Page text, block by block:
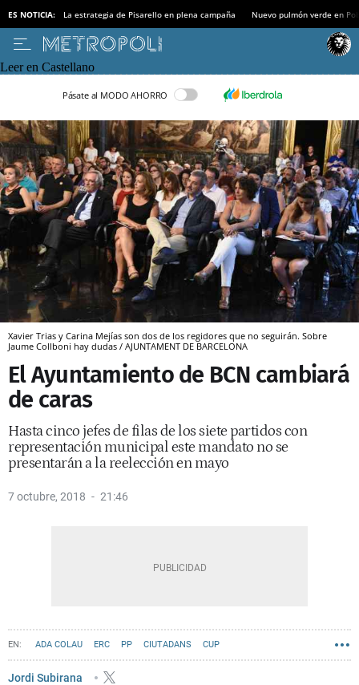
ES NOTICIA: La estrategia de Pisarello en plena campaña Nuevo pulmón verde en
Leer en Castellano
Pásate al MODO AHORRO
Xavier Trias y Carina Mejías son dos de los regidores que no seguirán. Sobre
Jaume Collboni hay dudas / AJUNTAMENT DE BARCELONA
El Ayuntamiento de BCN cambiará
de caras
Hasta cinco jefes de filas de los siete partidos con
representación municipal este mandato no se
presentarán a la reelección en mayo
7 octubre, 2018 21:46
ADA COLAU ERC PP CIUTADANS CUP
PSC - PARTIT DELS SOCIALISTES DE CATALUNYA
Jordi Subirana